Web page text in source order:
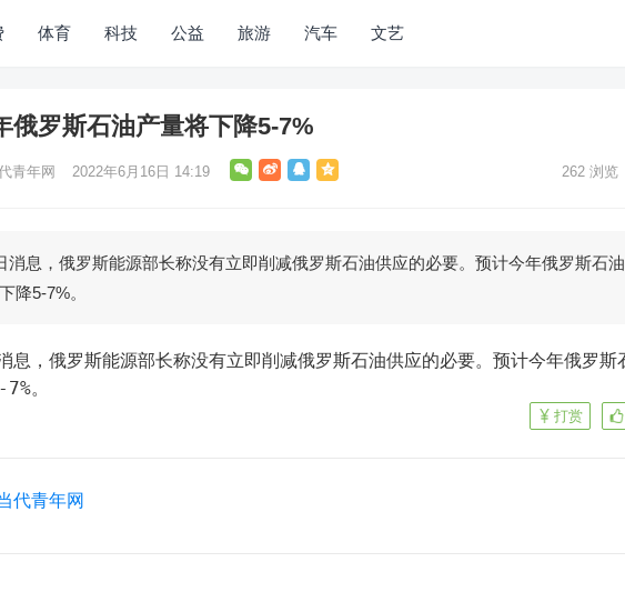
体育 科技 公益 旅游 汽车 文艺
俄罗斯石油产量将下降5-7%
青年网 2022年6月16日 14:19 262 浏览
消息，俄罗斯能源部长称没有立即削减俄罗斯石油供应的必要。预计今年俄罗斯石油
降5-7%。
。
打赏
代青年网